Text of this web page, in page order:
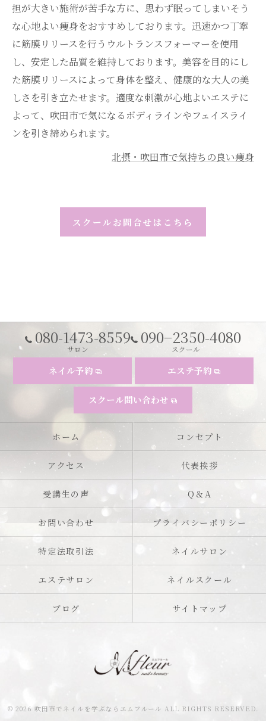
担が大きい施術が苦手な方に、思わず眠ってしまいそう
な心地よい痩身をおすすめしております。迅速かつ丁寧
に筋膜リリースを行うウルトランスフォーマーを使用
し、安定した品質を維持しております。美容を目的にし
た筋膜リリースによって身体を整え、健康的な大人の美
しさを引き立たせます。適度な刺激が心地よいエステに
よって、吹田市で気になるボディラインやフェイスライ
ンを引き締められます。
北摂・吹田市で気持ちの良い痩身
スクールお問合せはこちら
080-1473-8559
サロン
090−2350-4080
スクール
ネイル予約
スクール問い合わせ
エステ予約
ホーム コンセプト
アクセス 代表挨拶
受講生の声 Q＆A
お問い合わせ プライバシーポリシー
特定法取引法 ネイルサロン
エステサロン ネイルスクール
ブログ サイトマップ
© 2026 吹田市でネイルを学ぶならエムフルール ALL RIGHTS RESERVED.